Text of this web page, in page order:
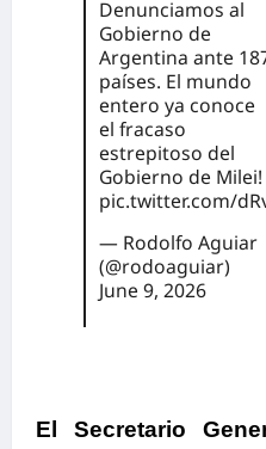
Denunciamos al
Gobierno de
Argentina ante
países. El mundo
entero ya conoce
el fracaso
estrepitoso del
Gobierno de Milei!
pic.twitter.com/
— Rodolfo Aguiar
(@rodoaguiar)
June 9, 2026
El Secretario